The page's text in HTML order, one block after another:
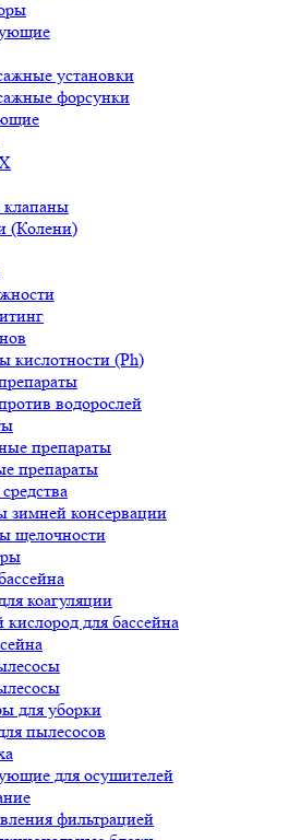
установки
форсунки
(Колени)
кислотности (Ph)
водорослей
препараты
препараты
зимней консервации
щелочности
коагуляции
для бассейна
для уборки
пылесосов
для осушителей
фильтрацией